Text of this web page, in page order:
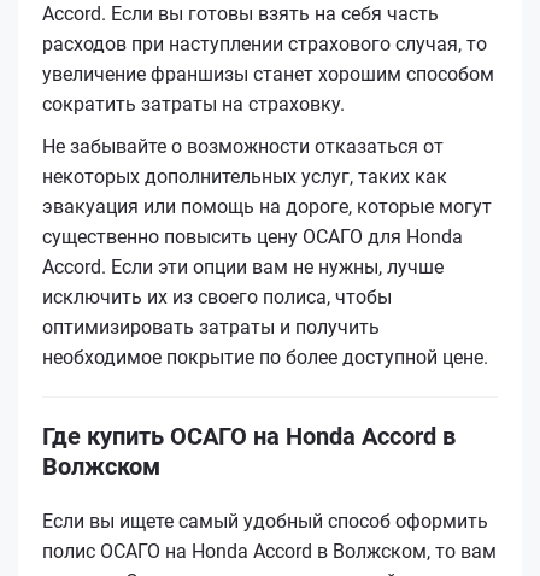
Accord. Если вы готовы взять на себя часть
расходов при наступлении страхового случая, то
увеличение франшизы станет хорошим способом
сократить затраты на страховку.
Не забывайте о возможности отказаться от
некоторых дополнительных услуг, таких как
эвакуация или помощь на дороге, которые могут
существенно повысить цену ОСАГО для Honda
Accord. Если эти опции вам не нужны, лучше
исключить их из своего полиса, чтобы
оптимизировать затраты и получить
необходимое покрытие по более доступной цене.
Где купить ОСАГО на Honda Accord в
Волжском
Если вы ищете самый удобный способ оформить
полис ОСАГО на Honda Accord в Волжском, то вам